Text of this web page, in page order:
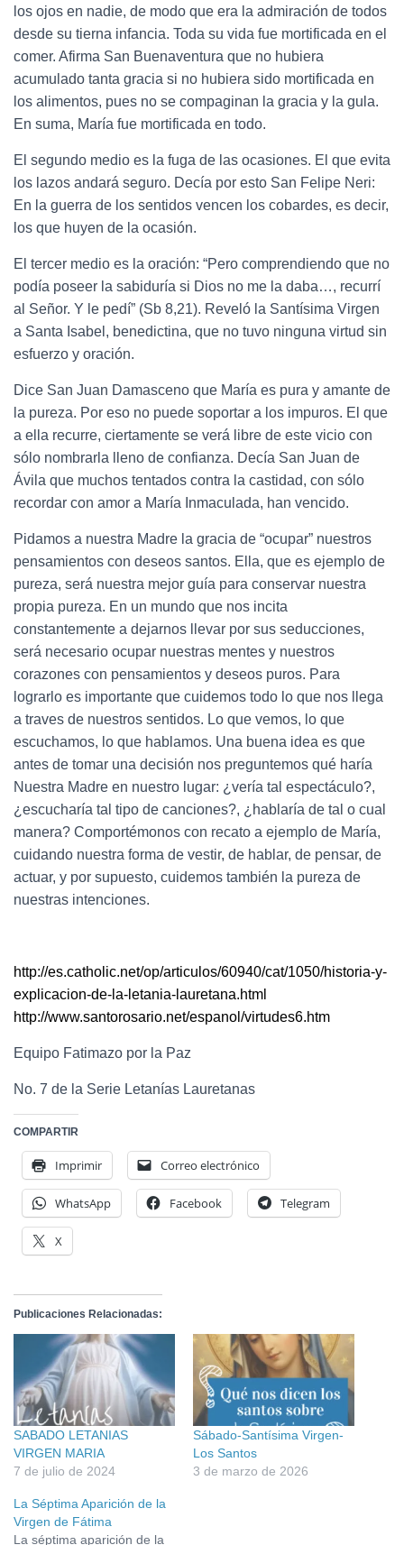
los ojos en nadie, de modo que era la admiración de todos
desde su tierna infancia. Toda su vida fue mortificada en el
comer. Afirma San Buenaventura que no hubiera
acumulado tanta gracia si no hubiera sido mortificada en
los alimentos, pues no se compaginan la gracia y la gula.
En suma, María fue mortificada en todo.
El segundo medio es la fuga de las ocasiones. El que evita
los lazos andará seguro. Decía por esto San Felipe Neri:
En la guerra de los sentidos vencen los cobardes, es decir,
los que huyen de la ocasión.
El tercer medio es la oración: “Pero comprendiendo que no
podía poseer la sabiduría si Dios no me la daba…, recurrí
al Señor. Y le pedí” (Sb 8,21). Reveló la Santísima Virgen
a Santa Isabel, benedictina, que no tuvo ninguna virtud sin
esfuerzo y oración.
Dice San Juan Damasceno que María es pura y amante de
la pureza. Por eso no puede soportar a los impuros. El que
a ella recurre, ciertamente se verá libre de este vicio con
sólo nombrarla lleno de confianza. Decía San Juan de
Ávila que muchos tentados contra la castidad, con sólo
recordar con amor a María Inmaculada, han vencido.
Pidamos a nuestra Madre la gracia de “ocupar” nuestros
pensamientos con deseos santos. Ella, que es ejemplo de
pureza, será nuestra mejor guía para conservar nuestra
propia pureza. En un mundo que nos incita
constantemente a dejarnos llevar por sus seducciones,
será necesario ocupar nuestras mentes y nuestros
corazones con pensamientos y deseos puros. Para
lograrlo es importante que cuidemos todo lo que nos llega
a traves de nuestros sentidos. Lo que vemos, lo que
escuchamos, lo que hablamos. Una buena idea es que
antes de tomar una decisión nos preguntemos qué haría
Nuestra Madre en nuestro lugar: ¿vería tal espectáculo?,
¿escucharía tal tipo de canciones?, ¿hablaría de tal o cual
manera? Comportémonos con recato a ejemplo de María,
cuidando nuestra forma de vestir, de hablar, de pensar, de
actuar, y por supuesto, cuidemos también la pureza de
nuestras intenciones.
http://es.catholic.net/op/articulos/60940/cat/1050/historia-y-
explicacion-de-la-letania-lauretana.html
http://www.santorosario.net/espanol/virtudes6.htm
Equipo Fatimazo por la Paz
No. 7 de la Serie Letanías Lauretanas
COMPARTIR
Imprimir Correo electrónico
WhatsApp Facebook Telegram
X
Publicaciones Relacionadas:
SABADO LETANIAS
VIRGEN MARIA
7 de julio de 2024
Sábado-Santísima Virgen-
Los Santos
3 de marzo de 2026
La Séptima Aparición de la
Virgen de Fátima
La séptima aparición de la